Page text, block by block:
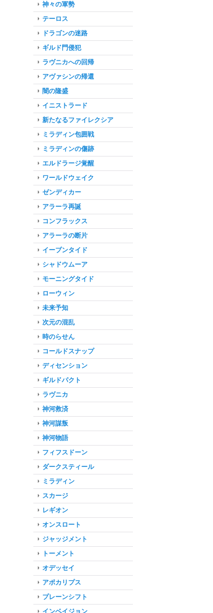
神々の軍勢
テーロス
ドラゴンの迷路
ギルド門侵犯
ラヴニカへの回帰
アヴァシンの帰還
闇の隆盛
イニストラード
新たなるファイレクシア
ミラディン包囲戦
ミラディンの傷跡
エルドラージ覚醒
ワールドウェイク
ゼンディカー
アラーラ再誕
コンフラックス
アラーラの断片
イーブンタイド
シャドウムーア
モーニングタイド
ローウィン
未来予知
次元の混乱
時のらせん
コールドスナップ
ディセンション
ギルドパクト
ラヴニカ
神河救済
神河謀叛
神河物語
フィフスドーン
ダークスティール
ミラディン
スカージ
レギオン
オンスロート
ジャッジメント
トーメント
オデッセイ
アポカリプス
プレーンシフト
インベイジョン